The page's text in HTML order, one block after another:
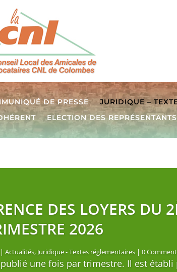
DE PRESSE
JURIDIQUE –
ELECTION DES
DES LOYERS DU
2026
Actualités, Juridique - Textes réglementaires| 0
une fois par trimestre. Il est établi
Actualités Juridique - Textes réglementaires